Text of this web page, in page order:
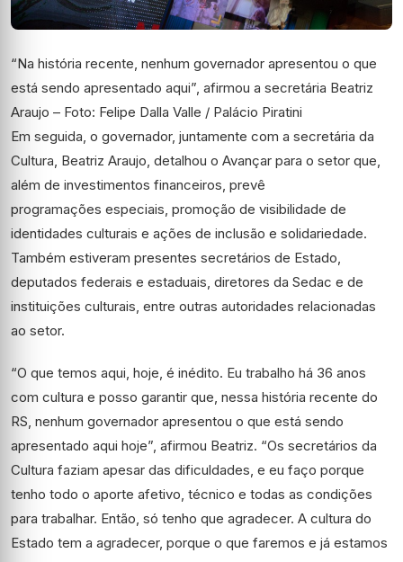
“Na história recente, nenhum governador apresentou o que
está sendo apresentado aqui”, afirmou a secretária Beatriz
Araujo – Foto: Felipe Dalla Valle / Palácio Piratini
Em seguida, o governador, juntamente com a secretária da
Cultura, Beatriz Araujo, detalhou o Avançar para o setor que,
além de investimentos financeiros, prevê
programações especiais, promoção de visibilidade de
identidades culturais e ações de inclusão e solidariedade.
Também estiveram presentes secretários de Estado,
deputados federais e estaduais, diretores da Sedac e de
instituições culturais, entre outras autoridades relacionadas
ao setor.
“O que temos aqui, hoje, é inédito. Eu trabalho há 36 anos
com cultura e posso garantir que, nessa história recente do
RS, nenhum governador apresentou o que está sendo
apresentado aqui hoje”, afirmou Beatriz. “Os secretários da
Cultura faziam apesar das dificuldades, e eu faço porque
tenho todo o aporte afetivo, técnico e todas as condições
para trabalhar. Então, só tenho que agradecer. A cultura do
Estado tem a agradecer, porque o que faremos e já estamos